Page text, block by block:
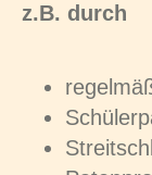
z.B. durch